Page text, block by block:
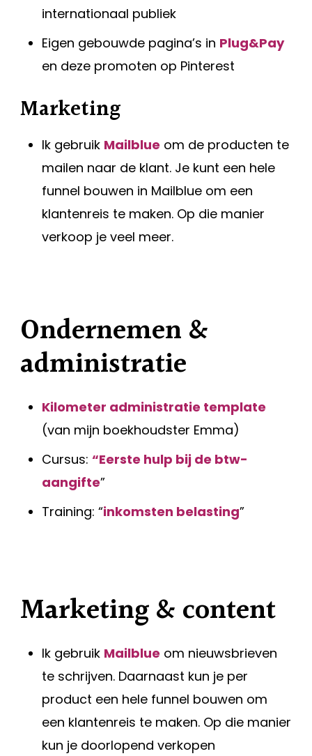
internationaal publiek
Eigen gebouwde pagina’s in Plug&Pay
en deze promoten op Pinterest
Marketing
Ik gebruik Mailblue om de producten te
mailen naar de klant. Je kunt een hele
funnel bouwen in Mailblue om een
klantenreis te maken. Op die manier
verkoop je veel meer.
Ondernemen &
administratie
Kilometer administratie template
(van mijn boekhoudster Emma)
Cursus: “Eerste hulp bij de btw-
aangifte”
Training: “inkomsten belasting”
Marketing & content
Ik gebruik Mailblue om nieuwsbrieven
te schrijven. Daarnaast kun je per
product een hele funnel bouwen om
een klantenreis te maken. Op die manier
kun je doorlopend verkopen